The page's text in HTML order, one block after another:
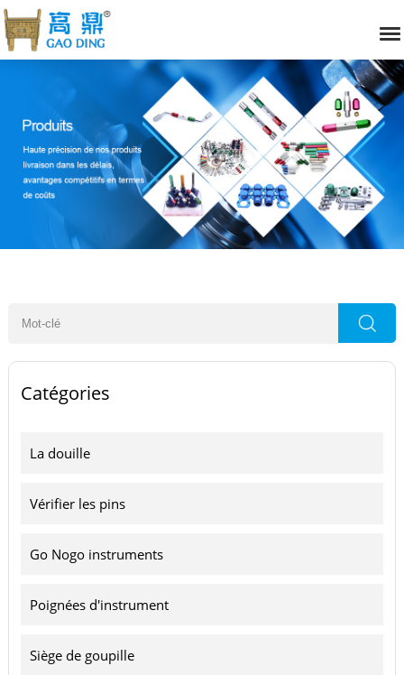
Catégories
La douille
Vérifier les pins
Go Nogo instruments
Poignées d'instrument
Siège de goupille